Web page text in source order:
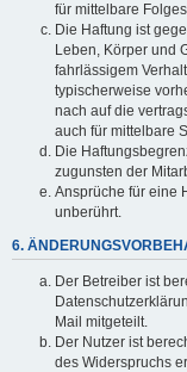
für mittelbare
Die Haftung ist
Leben, Körper und
fahrlässigem
typischerweise
nach auf die
auch für mittelbare
Die
zugunsten der
Ansprüche für eine
unberührt.
6.
Der Betreiber ist
Mail mitgeteilt.
Der Nutzer ist
des Widerspruchs